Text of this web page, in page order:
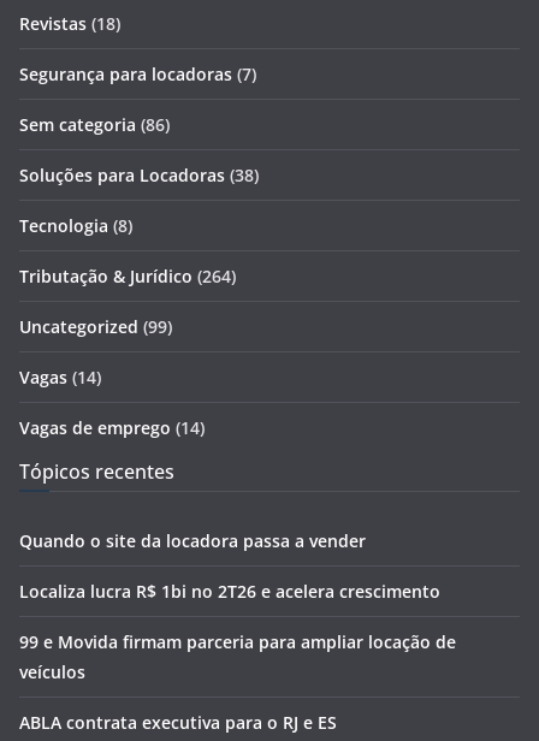
Revistas (18)
Segurança para locadoras (7)
Sem categoria (86)
Soluções para Locadoras (38)
Tecnologia (8)
Tributação & Jurídico (264)
Uncategorized (99)
Vagas (14)
Vagas de emprego (14)
Tópicos recentes
Quando o site da locadora passa a vender
Localiza lucra R$ 1bi no 2T26 e acelera crescimento
99 e Movida firmam parceria para ampliar locação de
veículos
ABLA contrata executiva para o RJ e ES